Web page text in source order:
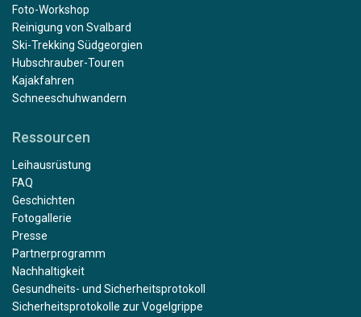
Foto-Workshop
Reinigung von Svalbard
Ski-Trekking Südgeorgien
Hubschrauber-Touren
Kajakfahren
Schneeschuhwandern
Ressourcen
Leihausrüstung
FAQ
Geschichten
Fotogallerie
Presse
Partnerprogramm
Nachhaltigkeit
Gesundheits- und Sicherheitsprotokoll
Sicherheitsprotokolle zur Vogelgrippe